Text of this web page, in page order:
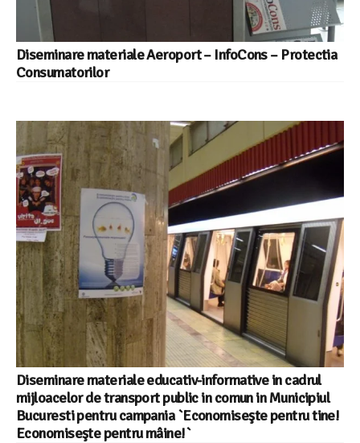
Diseminare materiale Aeroport – InfoCons – Protectia
Consumatorilor
Diseminare materiale educativ-informative in cadrul
mijloacelor de transport public in comun in Municipiul
Bucuresti pentru campania `Economiseşte pentru tine!
Economiseşte pentru mâine!`